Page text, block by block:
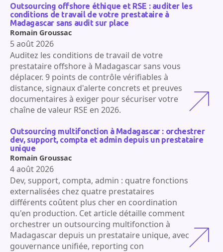
Outsourcing offshore éthique et RSE : auditer les
conditions de travail de votre prestataire à
Madagascar sans audit sur place
Auditez les conditions de travail de votre
prestataire offshore à Madagascar sans vous
déplacer. 9 points de contrôle vérifiables à
distance, signaux d'alerte concrets et preuves
documentaires à exiger pour sécuriser votre
chaîne de valeur RSE en 2026.
Romain Groussac
5 août 2026
Outsourcing multifonction à Madagascar : orchestrer
dev, support, compta et admin depuis un prestataire
unique
Dev, support, compta, admin : quatre fonctions
externalisées chez quatre prestataires
différents coûtent plus cher en coordination
qu'en production. Cet article détaille comment
orchestrer un outsourcing multifonction à
Madagascar depuis un prestataire unique, avec
gouvernance unifiée, reporting con
Romain Groussac
4 août 2026